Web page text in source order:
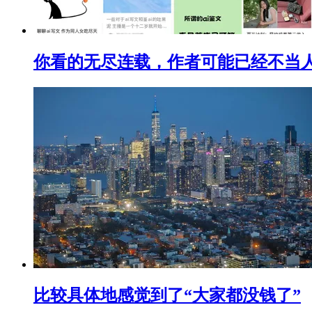
你看的无尽连载，作者可能已经不当
比较具体地感觉到了“大家都没钱了”